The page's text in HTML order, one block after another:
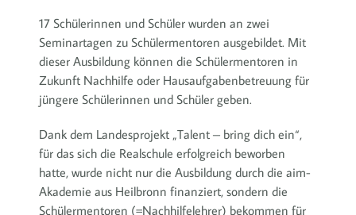
17 Schülerinnen und Schüler wurden an zwei
Seminartagen zu Schülermentoren ausgebildet. Mit
dieser Ausbildung können die Schülermentoren in
Zukunft Nachhilfe oder Hausaufgabenbetreuung für
jüngere Schülerinnen und Schüler geben.
Dank dem Landesprojekt „Talent – bring dich ein“,
für das sich die Realschule erfolgreich beworben
hatte, wurde nicht nur die Ausbildung durch die aim-
Akademie aus Heilbronn finanziert, sondern die
Schülermentoren (=Nachhilfelehrer) bekommen für